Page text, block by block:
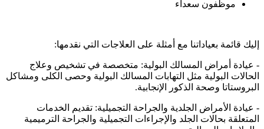
موظفون سعداء
إليك قائمة بعياداتنا مع أمثلة على العلاجات التي نقدمها:
- عيادة أمراض المسالك البولية: متخصصة في تشخيص وعلاج
الحالات البولية مثل التهابات المسالك البولية وحصى الكلى ومشاكل
البروستاتا وصحة الذكور الإنجابية.
- عيادة الأمراض الجلدية والجراحة التجميلية: تقديم الخدمات
المتعلقة بحالات الجلد والإجراءات التجميلية والجراحة الترميمية